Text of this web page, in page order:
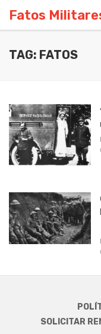
Fatos
TAG: FATOS
SOLICITAR